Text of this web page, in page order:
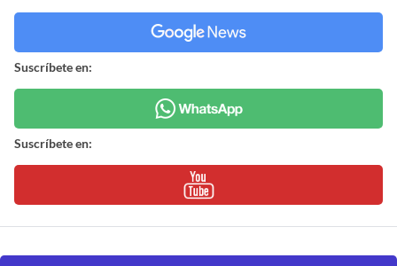
Suscríbete en:
Suscríbete en: